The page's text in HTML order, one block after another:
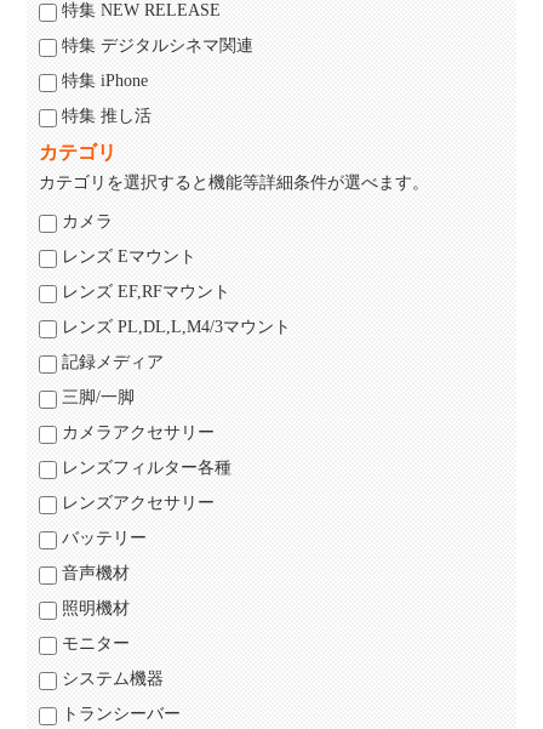
特集 NEW RELEASE
特集 デジタルシネマ関連
特集 iPhone
特集 推し活
カテゴリ
カテゴリを選択すると機能等詳細条件が選べます。
カメラ
レンズ Eマウント
レンズ EF,RFマウント
レンズ PL,DL,L,M4/3マウント
記録メディア
三脚/一脚
カメラアクセサリー
レンズフィルター各種
レンズアクセサリー
バッテリー
音声機材
照明機材
モニター
システム機器
トランシーバー